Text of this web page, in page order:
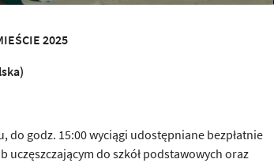
ŚCIE 2025
do godz. 15:00 wyciągi udostępniane bezpłatnie
uczęszczającym do szkół podstawowych oraz